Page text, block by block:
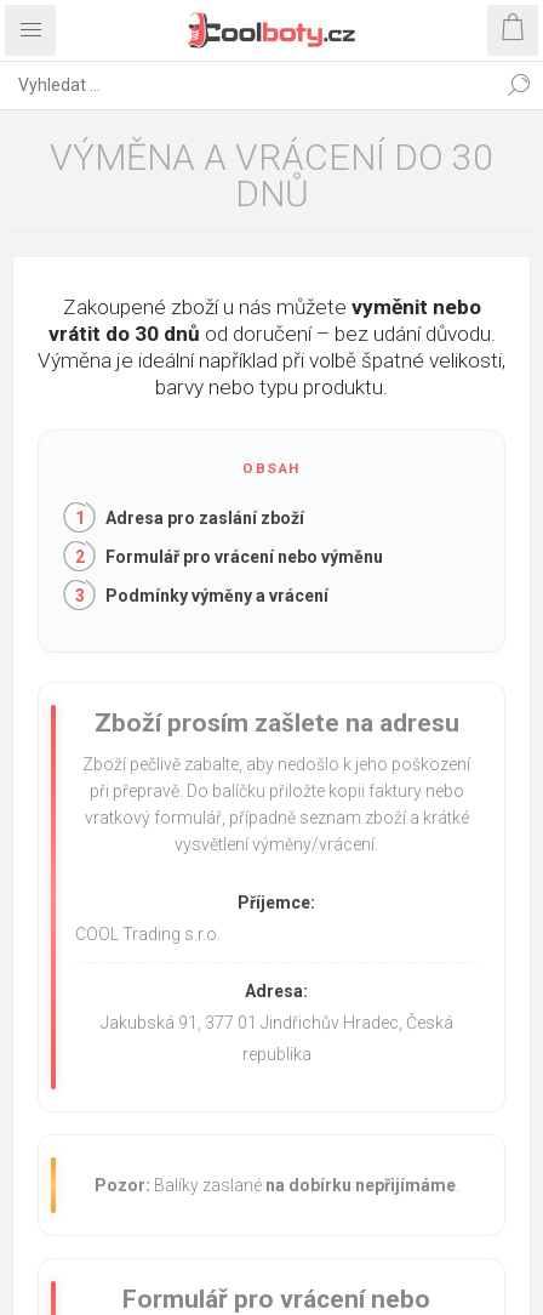
VÝMĚNA A VRÁCENÍ DO 30
DNŮ
Zakoupené zboží u nás můžete vyměnit nebo
vrátit do 30 dnů od doručení – bez udání důvodu.
Výměna je ideální například při volbě špatné velikosti,
barvy nebo typu produktu.
Adresa pro zaslání zboží
Formulář pro vrácení nebo výměnu
Podmínky výměny a vrácení
Zboží prosím zašlete na adresu
Zboží pečlivě zabalte, aby nedošlo k jeho poškození
při přepravě. Do balíčku přiložte kopii faktury nebo
vratkový formulář, případně seznam zboží a krátké
vysvětlení výměny/vrácení.
Příjemce:
COOL Trading s.r.o.
Adresa:
Jakubská 91, 377 01 Jindřichův Hradec, Česká
republika
Pozor: Balíky zaslané na dobírku nepřijímáme.
Formulář pro vrácení nebo